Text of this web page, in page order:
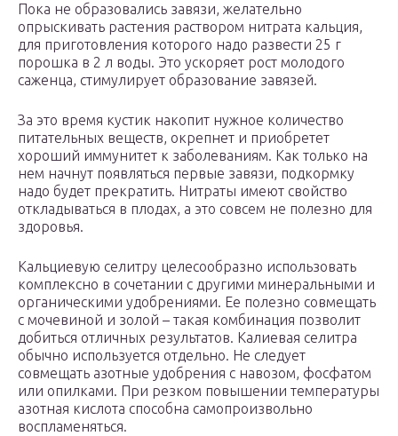
Пока не образовались завязи, желательно
опрыскивать растения раствором нитрата кальция,
для приготовления которого надо развести 25 г
порошка в 2 л воды. Это ускоряет рост молодого
саженца, стимулирует образование завязей.
За это время кустик накопит нужное количество
питательных веществ, окрепнет и приобретет
хороший иммунитет к заболеваниям. Как только на
нем начнут появляться первые завязи, подкормку
надо будет прекратить. Нитраты имеют свойство
откладываться в плодах, а это совсем не полезно для
здоровья.
Кальциевую селитру целесообразно использовать
комплексно в сочетании с другими минеральными и
органическими удобрениями. Ее полезно совмещать
с мочевиной и золой – такая комбинация позволит
добиться отличных результатов. Калиевая селитра
обычно используется отдельно. Не следует
совмещать азотные удобрения с навозом, фосфатом
или опилками. При резком повышении температуры
азотная кислота способна самопроизвольно
воспламеняться.